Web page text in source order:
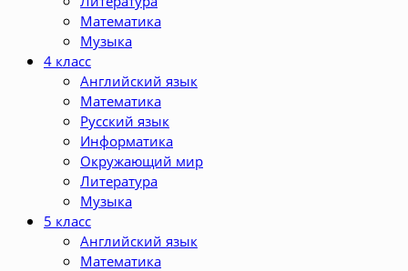
Математика
Музыка
4 класс
Английский язык
Математика
Русский язык
Информатика
Окружающий мир
Литература
Музыка
5 класс
Английский язык
Математика